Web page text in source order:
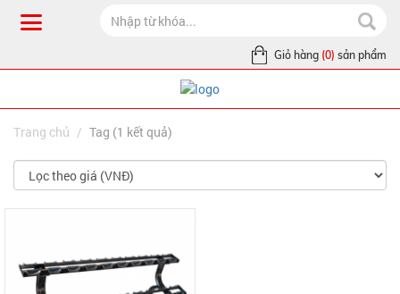
Giỏ hàng (0) sản phẩm
Trang chủ Tag (1 kết quả)